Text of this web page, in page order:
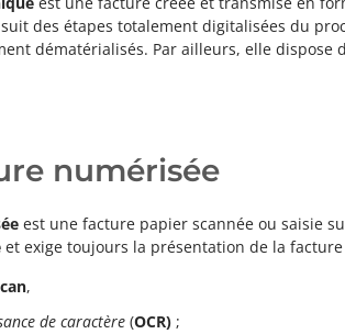
des étapes totalement digitalisées du
dématérialisés. Par ailleurs, elle dispose
numérisée
est une facture papier scannée ou saisie
et exige toujours la présentation de la
,
de caractère (OCR) ;